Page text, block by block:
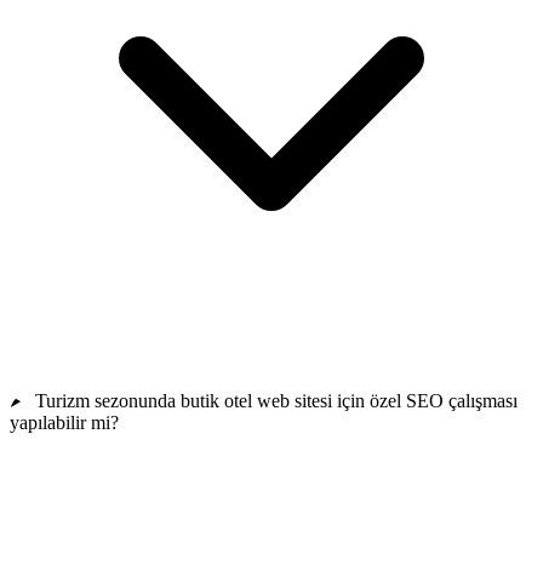
Turizm sezonunda butik otel web sitesi için özel SEO çalışması
yapılabilir mi?